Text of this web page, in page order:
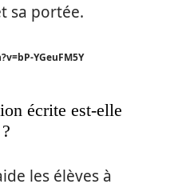
sa portée.
YGeuFM5Y
écrite est-elle
les élèves à